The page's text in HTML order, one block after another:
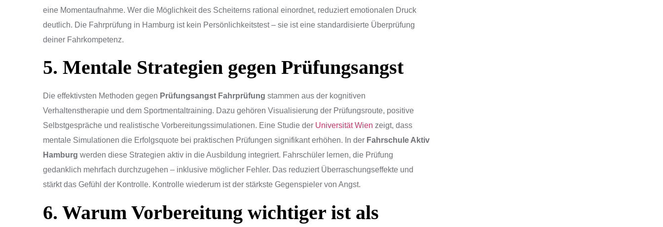
eine Momentaufnahme. Wer die Möglichkeit des Scheiterns rational einordnet, reduziert emotionalen Druck
deutlich. Die Fahrprüfung in Hamburg ist kein Persönlichkeitstest – sie ist eine standardisierte Überprüfung
deiner Fahrkompetenz.
5. Mentale Strategien gegen Prüfungsangst
Die effektivsten Methoden gegen Prüfungsangst Fahrprüfung stammen aus der kognitiven
Verhaltenstherapie und dem Sportmentaltraining. Dazu gehören Visualisierung der Prüfungsroute, positive
Selbstgespräche und realistische Vorbereitungssimulationen. Eine Studie der Universität Wien zeigt, dass
mentale Simulationen die Erfolgsquote bei praktischen Prüfungen signifikant erhöhen. In der Fahrschule Aktiv
Hamburg werden diese Strategien aktiv in die Ausbildung integriert. Fahrschüler lernen, die Prüfung
gedanklich mehrfach durchzugehen – inklusive möglicher Fehler. Das reduziert Überraschungseffekte und
stärkt das Gefühl der Kontrolle. Kontrolle wiederum ist der stärkste Gegenspieler von Angst.
6. Warum Vorbereitung wichtiger ist als